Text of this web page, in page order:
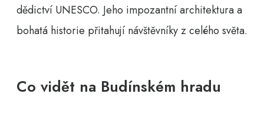
dědictví UNESCO. Jeho impozantní architektura a
bohatá historie přitahují návštěvníky z celého světa.
Co vidět na Budínském hradu